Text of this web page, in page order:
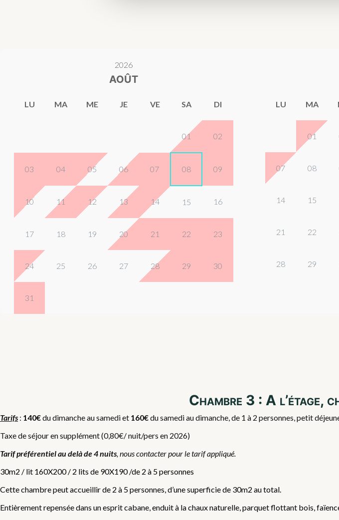
2026
AOÛT
LU MA ME JE VE SA DI
01 02
03 04 05 06 07 08 09
10 11 12 13 14 15 16
17 18 19 20 21 22 23
24 25 26 27 28 29 30
31
LU MA
01
07 08
14 15
21 22
28 29
Chambre 3 : A l’étage,
Tarifs : 140€du dimanche au samedi et 160€du samedi au dimanche, de 1 à 2 personnes, petit
Taxe de séjour en supplément (0,80€/ nuit/pers en 2026)
Tarif préférentiel au delà de 4 nuits, nous contacter pour le tarif appliqué.
30m2 / lit 160X200 / 2 lits de 90X190 /de 2 à 5 personnes
Cette chambre peut accueillir de 2 à 5 personnes, d’une superficie de 30m2 au total.
Entièrement repensée dans un esprit cabane, enduit à la chaux naturelle, parquet flottant bois,